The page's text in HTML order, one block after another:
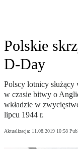
Polskie
D-Day
Polscy lotnicy
w czasie bitwy o
wkładzie w
lipcu 1944 r.
Aktualizacja: 11.08.2019 10:58